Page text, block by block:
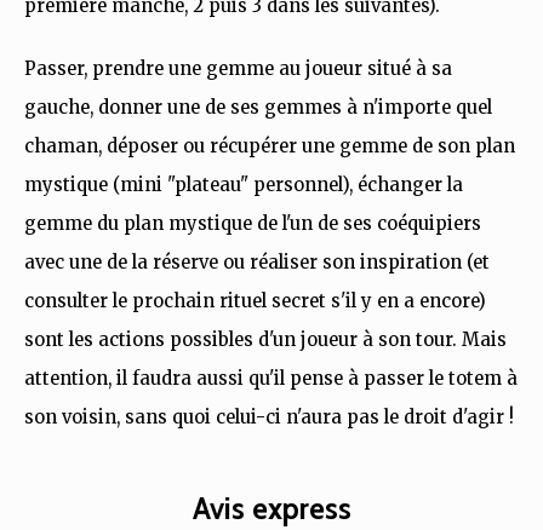
première manche, 2 puis 3 dans les suivantes).
Passer, prendre une gemme au joueur situé à sa
gauche, donner une de ses gemmes à n'importe quel
chaman, déposer ou récupérer une gemme de son plan
mystique (mini "plateau" personnel), échanger la
gemme du plan mystique de l'un de ses coéquipiers
avec une de la réserve ou réaliser son inspiration (et
consulter le prochain rituel secret s'il y en a encore)
sont les actions possibles d'un joueur à son tour. Mais
attention, il faudra aussi qu'il pense à passer le totem à
son voisin, sans quoi celui-ci n'aura pas le droit d'agir !
Avis express